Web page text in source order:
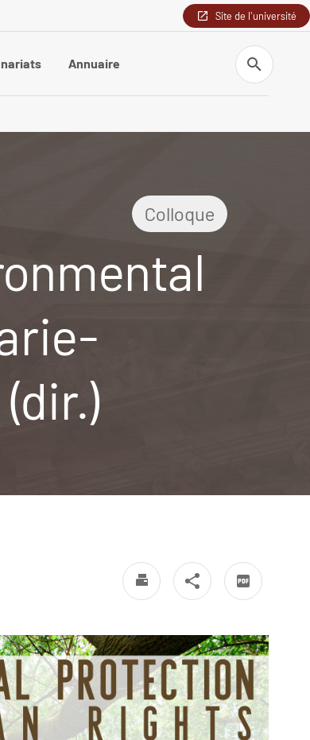
Site de l'université
Annuaire
Recherche
Colloque